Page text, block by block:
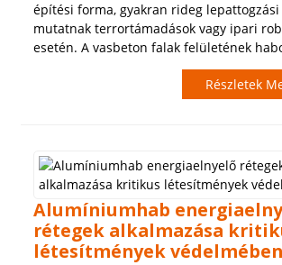
építési forma, gyakran rideg
mutatnak terrortámadások vagy ipari
esetén. A vasbeton falak felületének
Részletek
Alumíniumhab
rétegek alkalmazása
létesítmények védelmében